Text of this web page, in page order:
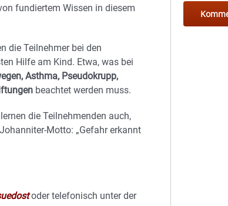
fundiertem Wissen in diesem
die Teilnehmer bei den
Hilfe am Kind. Etwa, was bei
Asthma, Pseudokrupp,
beachtet werden muss.
die Teilnehmenden auch,
Motto: „Gefahr erkannt
oder telefonisch unter der